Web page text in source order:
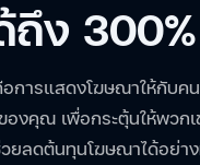
ถึง
การแสดงโฆษณาให้กับค
องคุณ เพื่อกระตุ้นให้พว
ยลดต้นทุนโฆษณาได้อย่า